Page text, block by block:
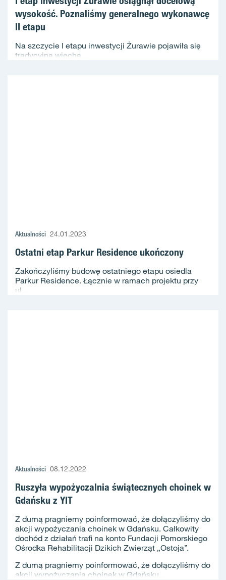
wysokość. Poznaliśmy generalnego wykonawcę
II etapu
Na szczycie I etapu inwestycji Żurawie pojawiła się
tradycyjna wiecha...
Aktualności 24.01.2023
Ostatni etap Parkur Residence ukończony
Zakończyliśmy budowę ostatniego etapu osiedla
Parkur Residence. Łącznie w ramach projektu przy
ul...
Aktualności 08.12.2022
Ruszyła wypożyczalnia świątecznych choinek w
Gdańsku z YIT
Z dumą pragniemy poinformować, że dołączyliśmy do
akcji wypożyczania choinek w Gdańsku. Całkowity
dochód z działań trafi na konto Fundacji Pomorskiego
Ośrodka Rehabilitacji Dzikich Zwierząt „Ostoja”.
Z dumą pragniemy poinformować, że dołączyliśmy do
akcji wypożyczania choinek w Gdańsku...